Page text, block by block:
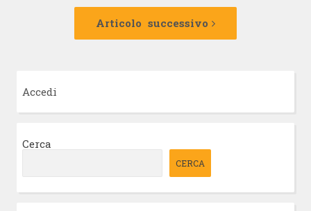
Articolo successivo
Articolo
Accedi
Cerca
CERCA